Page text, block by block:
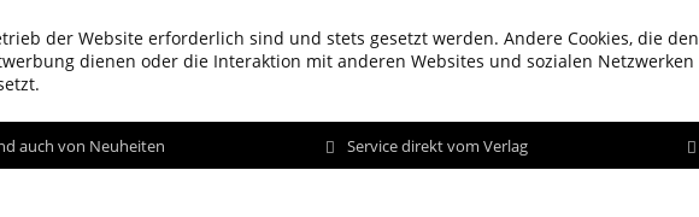
der Website erforderlich sind und stets gesetzt werden. Andere Cookies, die den
dienen oder die Interaktion mit anderen Websites und sozialen Netzwerken
auch von Neuheiten Service direkt vom Verlag